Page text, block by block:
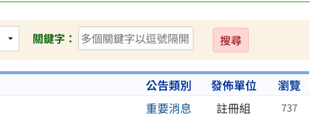
關鍵字：
送
出
公告類別 發佈單位
瀏覽
重要消息 註冊組 737